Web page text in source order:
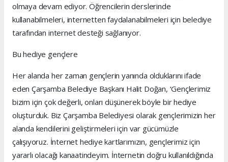
olmaya devam ediyor. Öğrencilerin derslerinde
kullanabilmeleri, internetten faydalanabilmeleri için belediye
tarafından internet desteği sağlanıyor.
Bu hediye gençlere
Her alanda her zaman gençlerin yanında olduklarını ifade
eden Çarşamba Belediye Başkanı Halit Doğan, ‘Gençlerimiz
bizim için çok değerli, onları düşünerek böyle bir hediye
oluşturduk. Biz Çarşamba Belediyesi olarak gençlerimizin her
alanda kendilerini geliştirmeleri için var gücümüzle
çalışıyoruz. İnternet hediye kartlarımızın, gençlerimiz için
yararlı olacağı kanaatindeyim. İnternetin doğru kullanıldığında